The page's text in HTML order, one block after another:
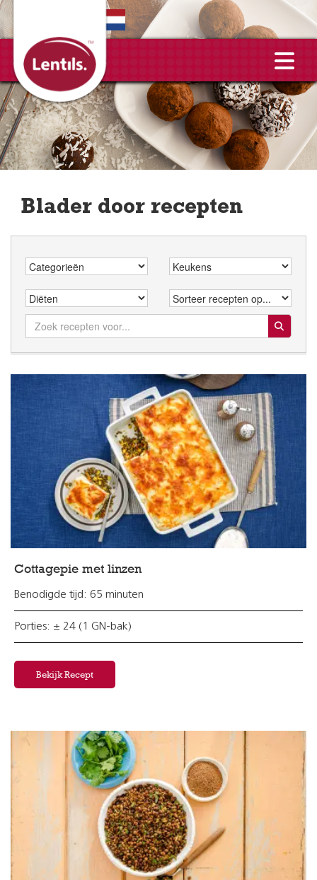
Blader door recepten
Search for:
Cottagepie met linzen
Benodigde tijd: 65 minuten
Porties: ± 24 (1 GN-bak)
Bekijk Recept